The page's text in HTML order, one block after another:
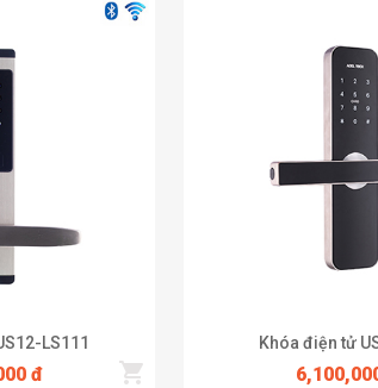
LS111
đ
Khóa điện tử